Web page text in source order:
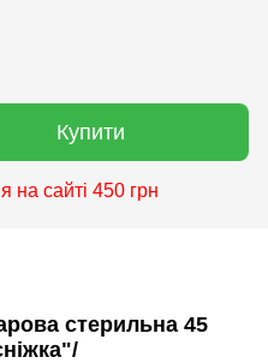
Купити
на сайті 450 грн
стерильна 45